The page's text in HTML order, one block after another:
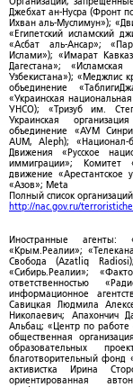
Джебхат ан-Нусра (Фронт
Ихван аль-Муслимун»);
«Египетский исламский
«Асбат аль-Ансар»;
Ислами»); «Имарат
Дагестана»;
Узбекистана»); «Меджлис
объединение
«Украинская
УНСО); «Тризуб им.
Украинская
объединение «АУМ
AUM, Aleph); «Национал-
Движения «Русское
иммиграции»; Комитет
движение «Арестантское
«Азов»; Meta
Полный список
http://nac.gov.ru/
Иностранные агенты:
«Крым.Реалии»;
Свобода (Azatliq
«Сибирь.Реалии»;
ответственностью
информационное
Савицкая Людмила
Николаевич; Апахончич
Альбац; «Центр по
общественная
образовательных
благотворительный фонд
активистка Ирина
ориентированная